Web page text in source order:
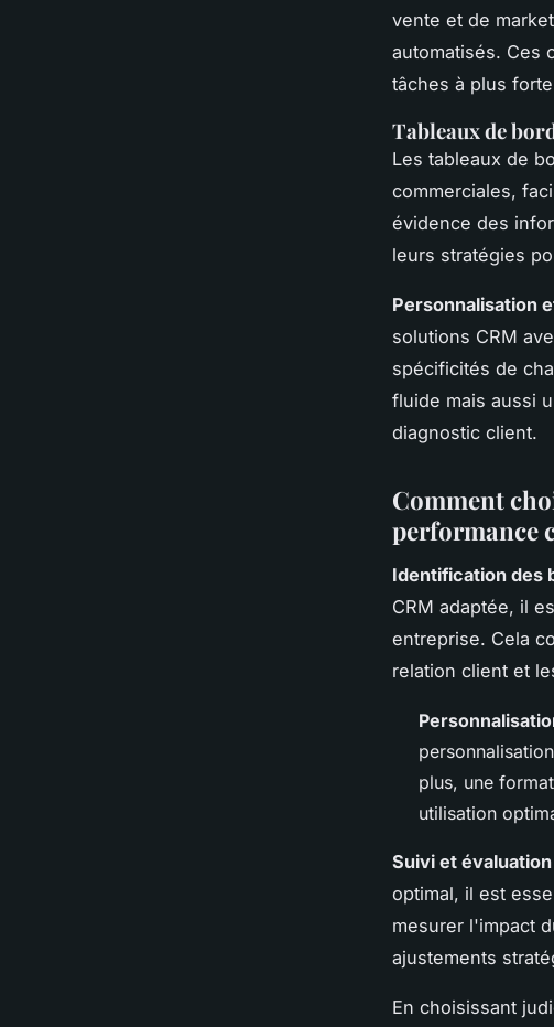
vente et de
automatisés. Ces
tâches à plus
Tableaux de
Les tableaux de
commerciales,
évidence des
leurs stratégies
Personnalisation
solutions CRM
spécificités de
fluide mais aussi
diagnostic client.
Comment
performance
Identification des
CRM adaptée, il
entreprise. Cela
relation client et
plus, une
utilisation
Suivi et
optimal, il est
mesurer l'impact
ajustements
En choisissant